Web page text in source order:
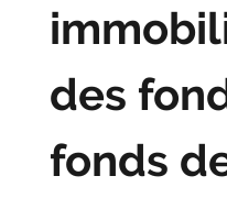
des
fonds